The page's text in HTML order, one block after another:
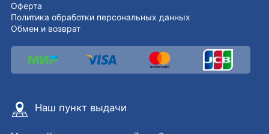
Оферта
Политика обработки персональных данных
Обмен и возврат
Наш пункт выдачи